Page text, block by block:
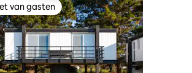
van gasten
van gasten